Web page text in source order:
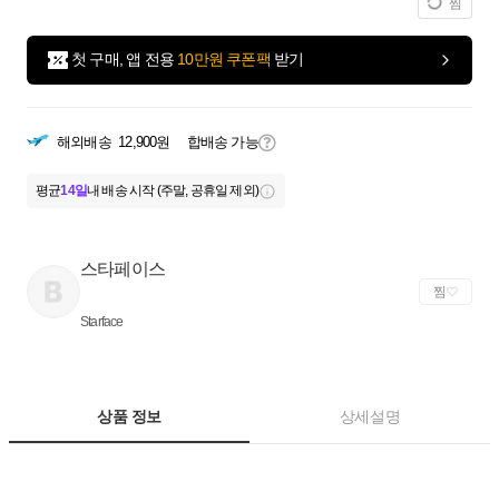
찜
첫 구매, 앱 전용 10만원 쿠폰팩 받기
해외배송 12,900원 합배송 가능
평균14일내 배송 시작 (주말, 공휴일 제외)
스타페이스
Starface
찜
상품 정보 상세설명